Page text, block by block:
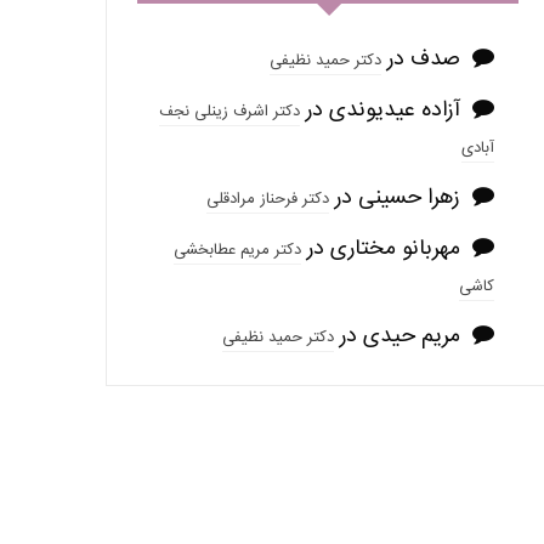
صدف دردکتر حمید نظیفی
آزاده عیدیوندی دردکتر اشرف زینلی نجف
آبادی
زهرا حسینی دردکتر فرحناز مرادقلی
مهربانو مختاری دردکتر مریم عطابخشی
کاشی
مریم حیدی دردکتر حمید نظیفی